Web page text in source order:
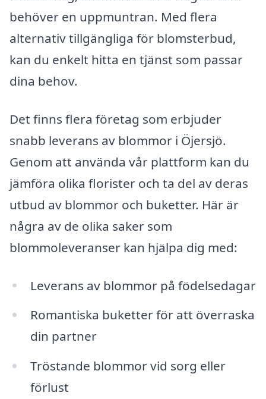
behöver en uppmuntran. Med flera
alternativ tillgängliga för blomsterbud,
kan du enkelt hitta en tjänst som passar
dina behov.
Det finns flera företag som erbjuder
snabb leverans av blommor i Öjersjö.
Genom att använda vår plattform kan du
jämföra olika florister och ta del av deras
utbud av blommor och buketter. Här är
några av de olika saker som
blommoleveranser kan hjälpa dig med:
Leverans av blommor på födelsedagar
Romantiska buketter för att överraska
din partner
Tröstande blommor vid sorg eller
förlust